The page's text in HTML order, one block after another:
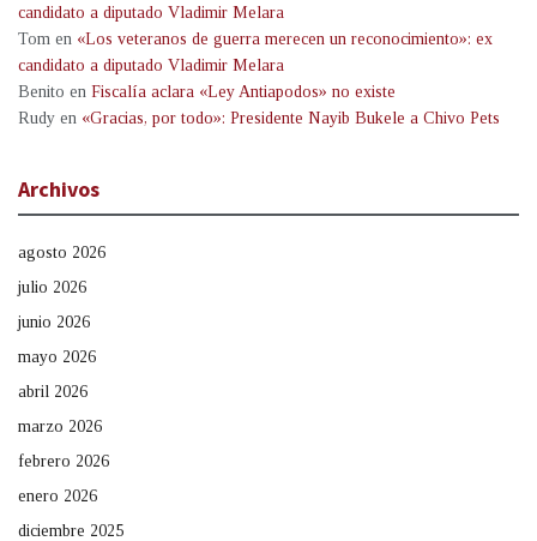
candidato a diputado Vladimir Melara
Tom en «Los veteranos de guerra merecen un reconocimiento»: ex
candidato a diputado Vladimir Melara
Benito en Fiscalía aclara «Ley Antiapodos» no existe
Rudy en «Gracias, por todo»: Presidente Nayib Bukele a Chivo Pets
Archivos
agosto 2026
julio 2026
junio 2026
mayo 2026
abril 2026
marzo 2026
febrero 2026
enero 2026
diciembre 2025